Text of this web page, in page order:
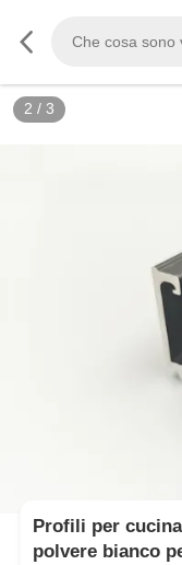
2 / 3
Profili per
polvere bianco